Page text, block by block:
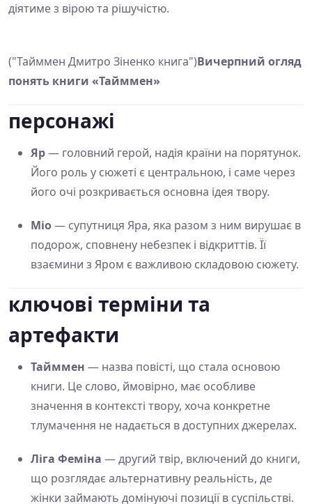
діятиме з вірою та рішучістю.
("Тайммен Дмитро Зіненко книга")Вичерпний огляд
понять книги «Тайммен»
персонажі
Яр— головний герой, надія країни на порятунок.
Його роль у сюжеті є центральною, і саме через
його очі розкривається основна ідея твору.
Міо— супутниця Яра, яка разом з ним вирушає в
подорож, сповнену небезпек і відкриттів. Її
взаємини з Яром є важливою складовою сюжету.
ключові терміни та
артефакти
Тайммен — назва повісті, що стала основою
книги. Це слово, ймовірно, має особливе
значення в контексті твору, хоча конкретне
тлумачення не надається в доступних джерелах.
Ліга Феміна — другий твір, включений до книги,
що розглядає альтернативну реальність, де
жінки займають домінуючі позиції в суспільстві.